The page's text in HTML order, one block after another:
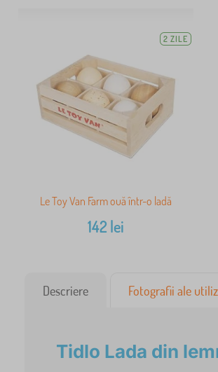
2 ZILE
Le Toy Van Farm ouă într-o ladă
142 lei
Descriere Fotografii ale
Tidlo Lada din